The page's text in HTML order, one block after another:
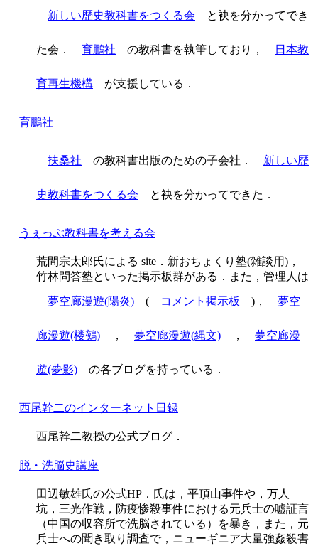
新しい歴史教科書をつくる会 と袂を分かってでき
た会． 育鵬社 の教科書を執筆しており， 日本教
育再生機構 が支援している．
育鵬社
扶桑社 の教科書出版のための子会社． 新しい歴
史教科書をつくる会 と袂を分かってできた．
うぇっぶ教科書を考える会
荒間宗太郎氏による site．新おちょくり塾(雑談用)，
竹林問答塾といった掲示板群がある．また，管理人は
夢空廊漫遊(陽炎) ( コメント掲示板 )， 夢空
廊漫遊(楼鵺) ， 夢空廊漫遊(縄文) ， 夢空廊漫
遊(夢影) の各ブログを持っている．
西尾幹二のインターネット日録
西尾幹二教授の公式ブログ．
脱・洗脳史講座
田辺敏雄氏の公式HP．氏は，平頂山事件や，万人
坑，三光作戦，防疫惨殺事件における元兵士の嘘証言
（中国の収容所で洗脳されている）を暴き，また，元
兵士への聞き取り調査で，ニューギニア大量強姦殺害